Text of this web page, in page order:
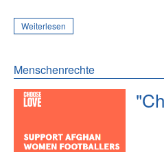
Weiterlesen
Menschenrechte